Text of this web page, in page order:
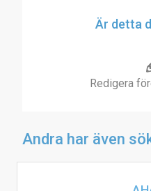
Är detta
Redigera
Andra har även